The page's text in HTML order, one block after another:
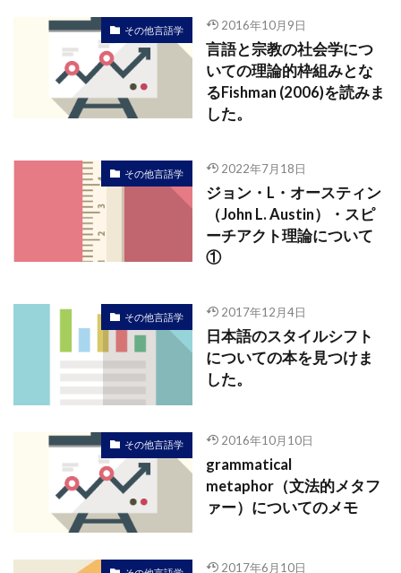
その他言語学 2016年10月9日
言語と宗教の社会学につ
いての理論的枠組みとな
るFishman (2006)を読みま
した。
その他言語学 2022年7月18日
ジョン・L・オースティン
（John L. Austin）・スピ
ーチアクト理論について
①
その他言語学 2017年12月4日
日本語のスタイルシフト
についての本を見つけま
した。
その他言語学 2016年10月10日
grammatical
metaphor（文法的メタフ
ァー）についてのメモ
2017年6月10日